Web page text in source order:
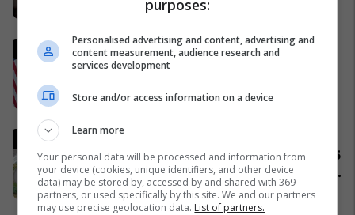
06/04/2026
Ish-zyrtari amerikan, Kent:
SHBA-ja do të largohet nga
Izraelin në një luftë të
09/04/2026
ndërtojë xhami moderne prej 15
milionë frangash në St. Gallen
të Zvicrës
05/04/2026
purposes:
Personalised advertising and content, advertising and
content measurement, audience research and
services development
Store and/or access information on a device
Learn more
Your personal data will be processed and information from
your device (cookies, unique identifiers, and other device
data) may be stored by, accessed by and shared with 369
partners, or used specifically by this site. We and our partners
may use precise geolocation data. List of partners.